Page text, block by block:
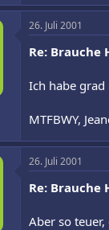
26. Juli 2001
Re: Brauche
Ich habe
MTFBWY,
26. Juli 2001
Re: Brauche
Aber so